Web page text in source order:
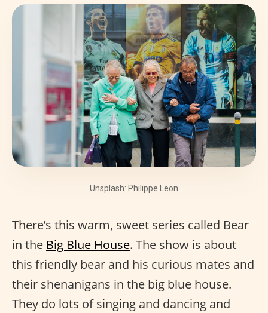
Unsplash: Philippe Leon
There’s this warm, sweet series called Bear
in the Big Blue House. The show is about
this friendly bear and his curious mates and
their shenanigans in the big blue house.
They do lots of singing and dancing and